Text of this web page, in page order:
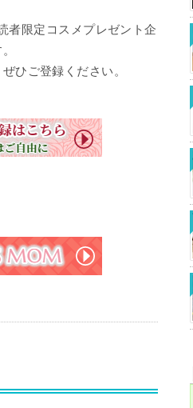
者限定コスメプレゼント企
ひご登録ください。